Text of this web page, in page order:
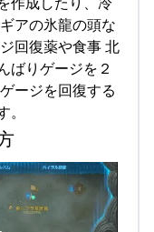
アの氷龍の頭な
回復薬や食事 北
ばりゲージを２
ージを回復する